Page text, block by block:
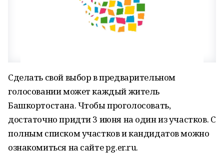
Сделать свой выбор в предварительном
голосовании может каждый житель
Башкортостана. Чтобы проголосовать,
достаточно придти 3 июня на один из участков. С
полным списком участков и кандидатов можно
ознакомиться на сайте pg.er.ru.